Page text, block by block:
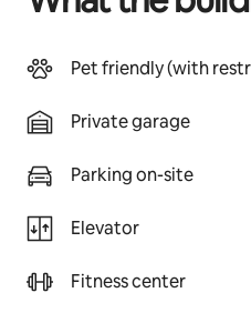
Pet friendly (with
Private garage
Parking on-site
Elevator
Fitness center